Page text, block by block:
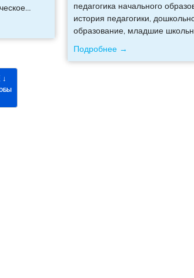
…
педагогика начального
история педагогики,
образование, младшие
Подробнее →